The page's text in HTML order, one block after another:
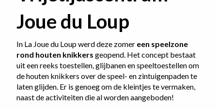
Joue du Loup
In La Joue du Loup werd deze zomer een speelzone
rond houten knikkers geopend. Het concept bestaat
uit een reeks toestellen, glijbanen en speeltoestellen om
de houten knikkers over de speel- en zintuigenpaden te
laten glijden. Er is genoeg om de kleintjes te vermaken,
naast de activiteiten die al worden aangeboden!